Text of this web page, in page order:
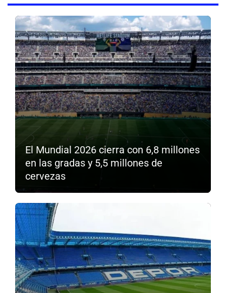
El Mundial 2026 cierra con 6,8 millones
en las gradas y 5,5 millones de
cervezas